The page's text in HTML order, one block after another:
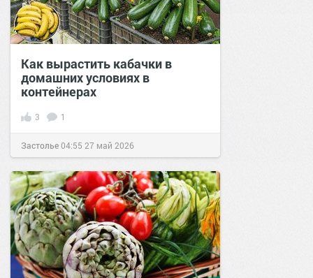
Как вырастить кабачки в
домашних условиях в
контейнерах
3 1
Застолье04:55 27 май 2026